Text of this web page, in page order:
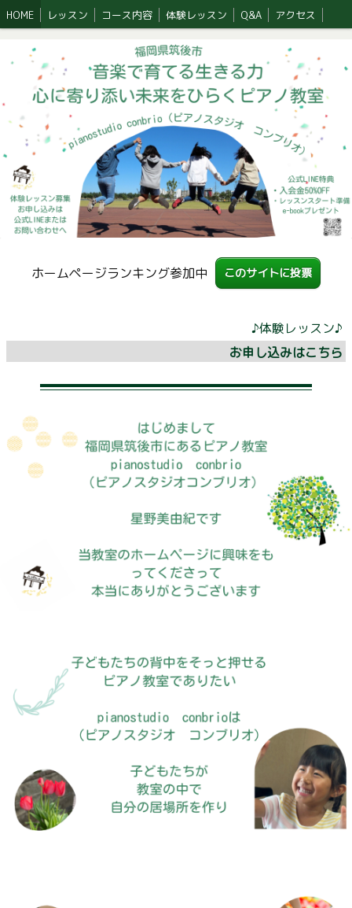
HOME レッスン コース内容 体験レッスン Q&A アクセス
ホームページランキング参加中 このサイトに投票
♪体験レッスン♪
お申し込みはこちら